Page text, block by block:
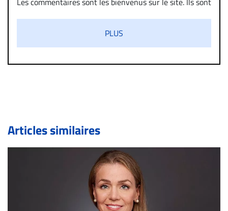
diffamatoire. Si malgré cette politique de modération,
un commentaire publié sur le site vous dérange, prenez
immédiatement contact par courriel (info@droit-
de validation, un droit de réponse.
Bien à vous,
La Rédaction de Droit-inc.com
PLUS
Articles similaires